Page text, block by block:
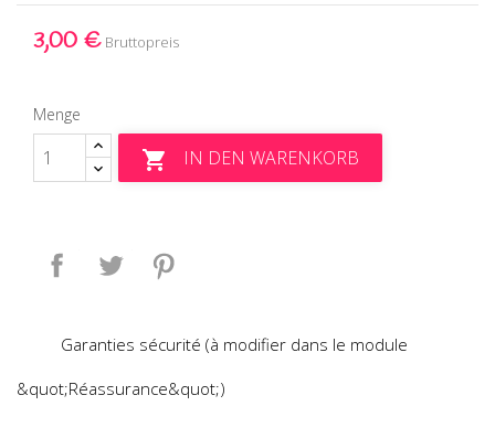
3,00 € Bruttopreis
Menge
 IN DEN WARENKORB
Teilen Tweet
Garanties sécurité (à modifier dans le module
&quot;Réassurance&quot;)